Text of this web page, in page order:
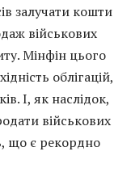
залучати кошти
військових
Мінфін цього
облігацій,
І, як наслідок,
військових
що є рекордно